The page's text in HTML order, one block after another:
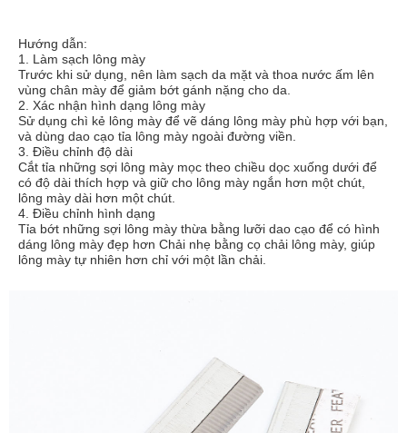
Hướng dẫn:
1. Làm sạch lông mày
Trước khi sử dụng, nên làm sạch da mặt và thoa nước ấm lên
vùng chân mày để giảm bớt gánh nặng cho da.
2. Xác nhận hình dạng lông mày
Sử dụng chì kẻ lông mày để vẽ dáng lông mày phù hợp với bạn,
và dùng dao cạo tỉa lông mày ngoài đường viền.
3. Điều chỉnh độ dài
Cắt tỉa những sợi lông mày mọc theo chiều dọc xuống dưới để
có độ dài thích hợp và giữ cho lông mày ngắn hơn một chút,
lông mày dài hơn một chút.
4. Điều chỉnh hình dạng
Tỉa bớt những sợi lông mày thừa bằng lưỡi dao cạo để có hình
dáng lông mày đẹp hơn Chải nhẹ bằng cọ chải lông mày, giúp
lông mày tự nhiên hơn chỉ với một lần chải.